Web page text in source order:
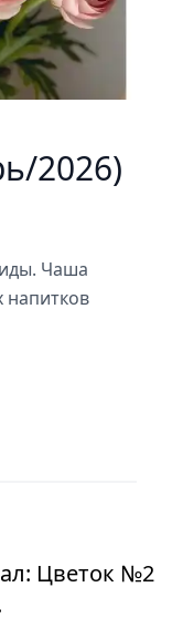
2026)
Чаша
напитков
Цветок №2